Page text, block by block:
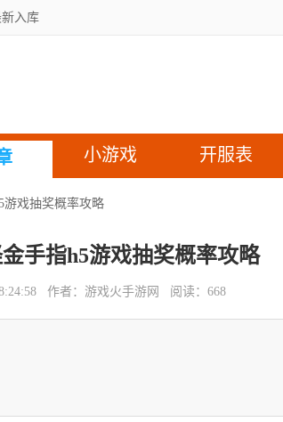
入库
小游戏 开服表
游戏抽奖概率攻略
手指h5游戏抽奖概率攻略
作者： 游戏火手游网 阅读： 668